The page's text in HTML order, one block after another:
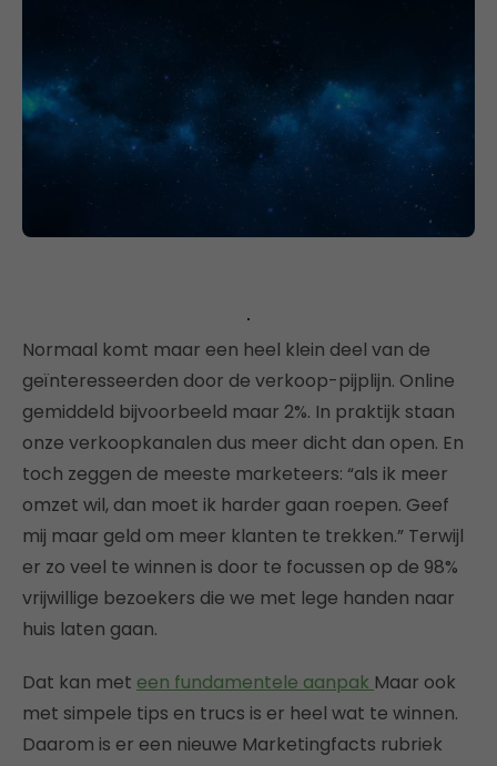
Normaal komt maar een heel klein deel van de
geïnteresseerden door de verkoop-pijplijn. Online
gemiddeld bijvoorbeeld maar 2%. In praktijk staan
onze verkoopkanalen dus meer dicht dan open. En
toch zeggen de meeste marketeers: “als ik meer
omzet wil, dan moet ik harder gaan roepen. Geef
mij maar geld om meer klanten te trekken.” Terwijl
er zo veel te winnen is door te focussen op de 98%
vrijwillige bezoekers die we met lege handen naar
huis laten gaan.
Dat kan met een fundamentele aanpak Maar ook
met simpele tips en trucs is er heel wat te winnen.
Daarom is er een nieuwe Marketingfacts rubriek